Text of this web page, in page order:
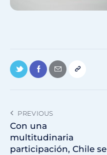
PREVIOUS
Con una
multitudinaria
participación, Chile se